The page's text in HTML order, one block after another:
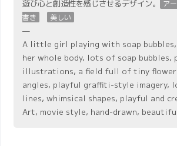
遊び心と創造性を感じさせるデザイン。
ア
書き
美しい
—
A little girl playing with soap
her whole body, lots of soap bubbles,
illustrations, a field full of tiny
angles, playful graffiti-style imagery,
lines, whimsical shapes, playful and
Art, movie style, hand-drawn,